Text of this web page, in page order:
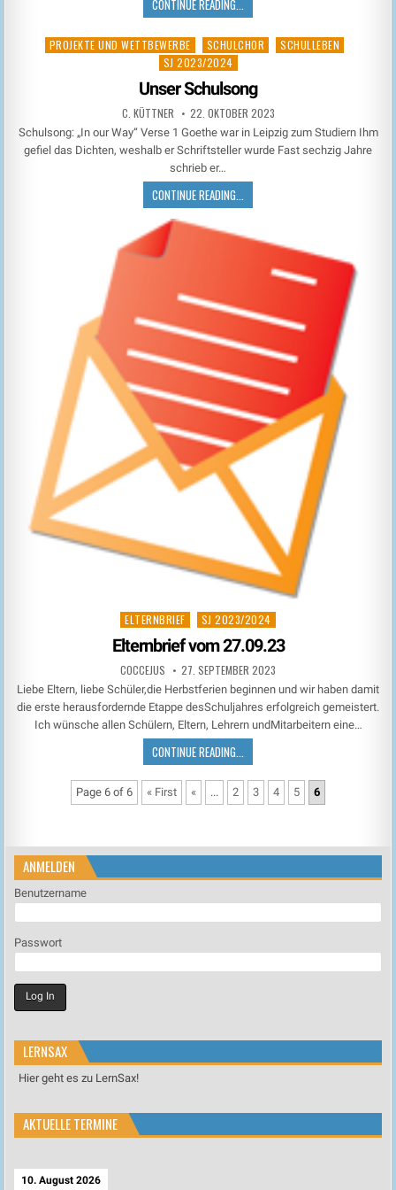
CONTINUE READING...
Posted
PROJEKTE UND WETTBEWERBE SCHULCHOR
SCHULLEBEN
SJ 2023/2024
Unser Schulsong
C. KÜTTNER 22. OKTOBER 2023
Schulsong: „In our Way“ Verse 1 Goethe war in Leipzig zum Studiern Ihm
gefiel das Dichten, weshalb er Schriftsteller wurde Fast sechzig Jahre
schrieb er…
CONTINUE READING...
Posted
in
ELTERNBRIEF SJ 2023/2024
Elternbrief vom 27.09.23
COCCEJUS 27. SEPTEMBER 2023
Liebe Eltern, liebe Schüler,die Herbstferien beginnen und wir haben damit
die erste herausfordernde Etappe desSchuljahres erfolgreich gemeistert.
Ich wünsche allen Schülern, Eltern, Lehrern undMitarbeitern eine…
CONTINUE READING...
Page 6 of 6 « First « ... 2 3 4 5 6
ANMELDEN
Benutzername
Passwort
LERNSAX
Hier geht es zu LernSax!
AKTUELLE TERMINE
10. August 2026